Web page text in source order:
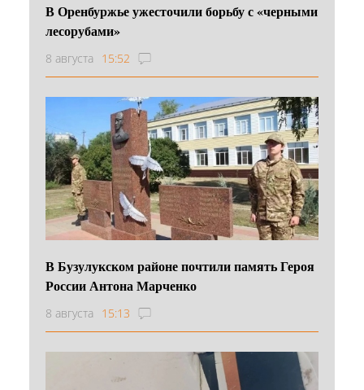
В Оренбуржье ужесточили борьбу с «черными
лесорубами»
8 августа 15:52
В Бузулукском районе почтили память Героя
России Антона Марченко
8 августа 15:13